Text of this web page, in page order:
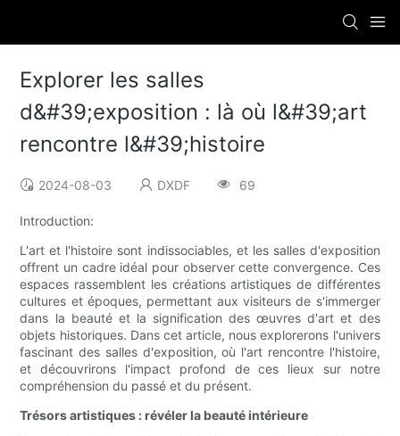
Explorer les salles
d&#39;exposition : là où l&#39;art
rencontre l&#39;histoire
2024-08-03 DXDF 69
Introduction:
L'art et l'histoire sont indissociables, et les salles d'exposition
offrent un cadre idéal pour observer cette convergence. Ces
espaces rassemblent les créations artistiques de différentes
cultures et époques, permettant aux visiteurs de s'immerger
dans la beauté et la signification des œuvres d'art et des
objets historiques. Dans cet article, nous explorerons l'univers
fascinant des salles d'exposition, où l'art rencontre l'histoire,
et découvrirons l'impact profond de ces lieux sur notre
compréhension du passé et du présent.
Trésors artistiques : révéler la beauté intérieure